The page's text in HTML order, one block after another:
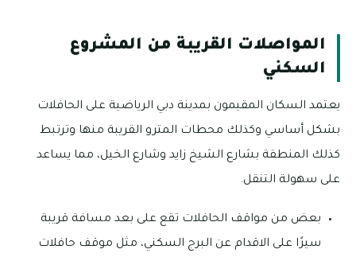
المواصلات القريبة من المشروع
السكني
يعتمد السكان المقيمون بمدينة دبي الرياضية على الحافلات
بشكل أساسي وكذلك محطات المترو القريبة منها وترتبط
كذلك المنطقة بشارع الشيخ زايد وشارع الخيل، مما يساعد
على سهولة التنقل.
بعض من مواقف الحافلات تقع على بعد مسافة قريبة
سيرًا على الاقدام عن البرج السكني، مثل موقف حافلات